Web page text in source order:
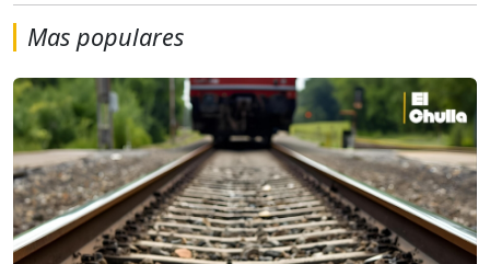
Mas populares